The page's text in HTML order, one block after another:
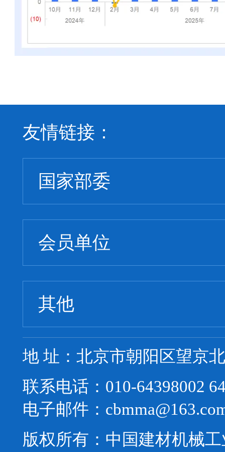
友情链接：
国家部委
会员单位
其他
地 址：北京市朝阳区望京
联系电话：010-64398002
电子邮件：
版权所有：中国建材机械